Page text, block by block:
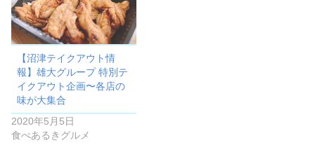
【沼津テイクアウト情
報】雄大グループ 特別テ
イクアウト企画〜各店の
味が大集合
2020年5月5日
食べあるきグルメ